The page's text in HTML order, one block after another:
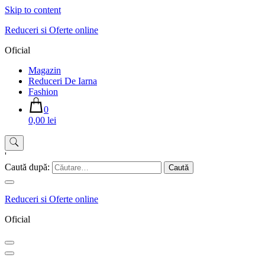
Skip to content
Reduceri si Oferte online
Oficial
Magazin
Reduceri De Iarna
Fashion
0
0,00 lei
'
Caută după:
Reduceri si Oferte online
Oficial